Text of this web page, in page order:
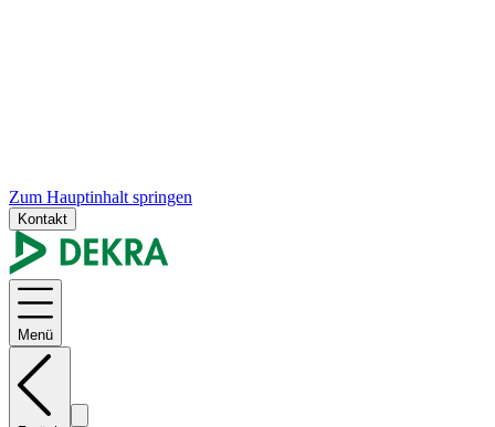
Zum Hauptinhalt springen
Kontakt
Menü